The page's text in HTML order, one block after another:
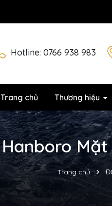
Hotline: 0766 938 983
Trang chủ Thương hiệu
Hanboro Mặt
Trang chủ